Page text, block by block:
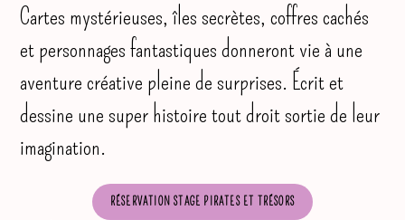
Cartes mystérieuses, îles secrètes, coffres cachés
et personnages fantastiques donneront vie à une
aventure créative pleine de surprises. Écrit et
dessine une super histoire tout droit sortie de leur
imagination.
RÉSERVATION STAGE PIRATES ET TRÉSORS